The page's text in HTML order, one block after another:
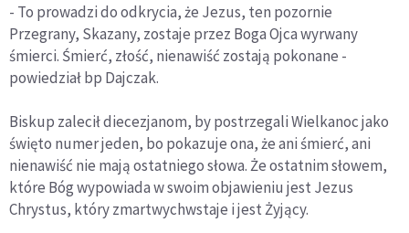
- To prowadzi do odkrycia, że Jezus, ten pozornie
Przegrany, Skazany, zostaje przez Boga Ojca wyrwany
śmierci. Śmierć, złość, nienawiść zostają pokonane -
powiedział bp Dajczak.
Biskup zalecił diecezjanom, by postrzegali Wielkanoc jako
święto numer jeden, bo pokazuje ona, że ani śmierć, ani
nienawiść nie mają ostatniego słowa. Że ostatnim słowem,
które Bóg wypowiada w swoim objawieniu jest Jezus
Chrystus, który zmartwychwstaje i jest Żyjący.